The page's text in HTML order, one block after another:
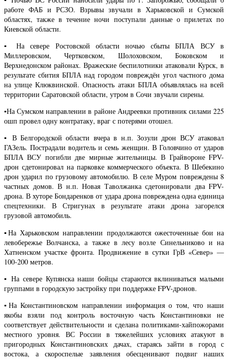
работе ФАБ и РСЗО. Взрывы звучали в Харьковской и Сумской
областях, также в течение ночи поступали данные о прилетах по
Киевской области.
▪️ На севере Ростовской области ночью сбыты БПЛА ВСУ в
Миллеровском, Чертковском, Шолоховском, Боковском и
Верхнедонском районах. Вражеские беспилотники атаковали Курск, в
результате сбития БПЛА над городом повреждён угол частного дома
на улице Клюквинской. Опасность атаки БПЛА объявлялась на всей
территории Саратовской области, утром в Сочи звучали сирены.
▪️На Сумском направлении в районе Андреевки противник силами 225
ошп провел одну контратаку, враг с потерями отошел.
▪️ В Белгородской области вчера в н.п. Зозули дрон ВСУ атаковал
ГАЗель. Пострадали водитель и семь женщин. В Головчино от ударов
БПЛА ВСУ погибли две мирные жительницы. В Грайвороне FPV-
дрон сдетонировал на парковке коммерческого объекта. В Шебекино
дрон ударил по грузовому автомобилю. В селе Муром повреждены 8
частных домов. В н.п. Новая Таволжанка сдетонировали два FPV-
дрона. В хуторе Бондаренков от удара дрона повреждена одна единица
спецтехники. В Стригунах в результате атаки дрона загорелся
грузовой автомобиль.
▪️На Харьковском направлении продолжаются ожесточенные бои на
левобережье Волчанска, а также в лесу возле Синельниково и на
Хатненском участке фронта. Продвижение в сутки ГрВ «Север» —
100-200 метров.
▪️ На севере Купянска наши бойцы стараются вклиниваться малыми
группами в городскую застройку при поддержке FPV-дронов.
▪️На Константиновском направлении информация о том, что наши
якобы взяли под контроль восточную часть Константиновки не
соответствует действительности и сделана политиками-хайпожорами
местного уровня. ВС России в тяжелейших условиях атакуют в
пригородных Константиновских дачах, стараясь зайти в город с
востока, а скороспелые заявления обесценивают подвиг наших